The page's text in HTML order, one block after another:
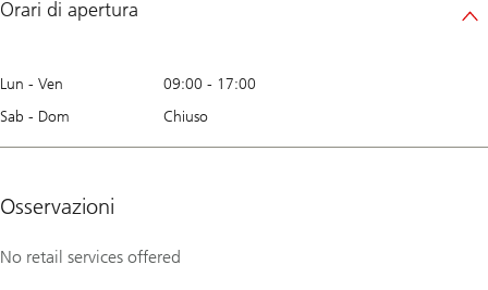
Orari di apertura
Lun - Ven 09:00 - 17:00
Sab - Dom
Chiuso
Osservazioni
No retail services offered